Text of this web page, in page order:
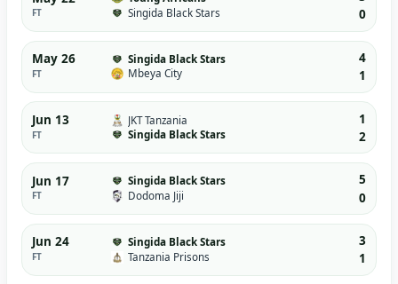
FT
Singida Black Stars
0
May 26
FT
Singida Black Stars
Mbeya City
4
1
Jun 13
FT
JKT Tanzania
Singida Black Stars
1
2
Jun 17
FT
Singida Black Stars
Dodoma Jiji
5
0
Jun 24
FT
Singida Black Stars
Tanzania Prisons
3
1